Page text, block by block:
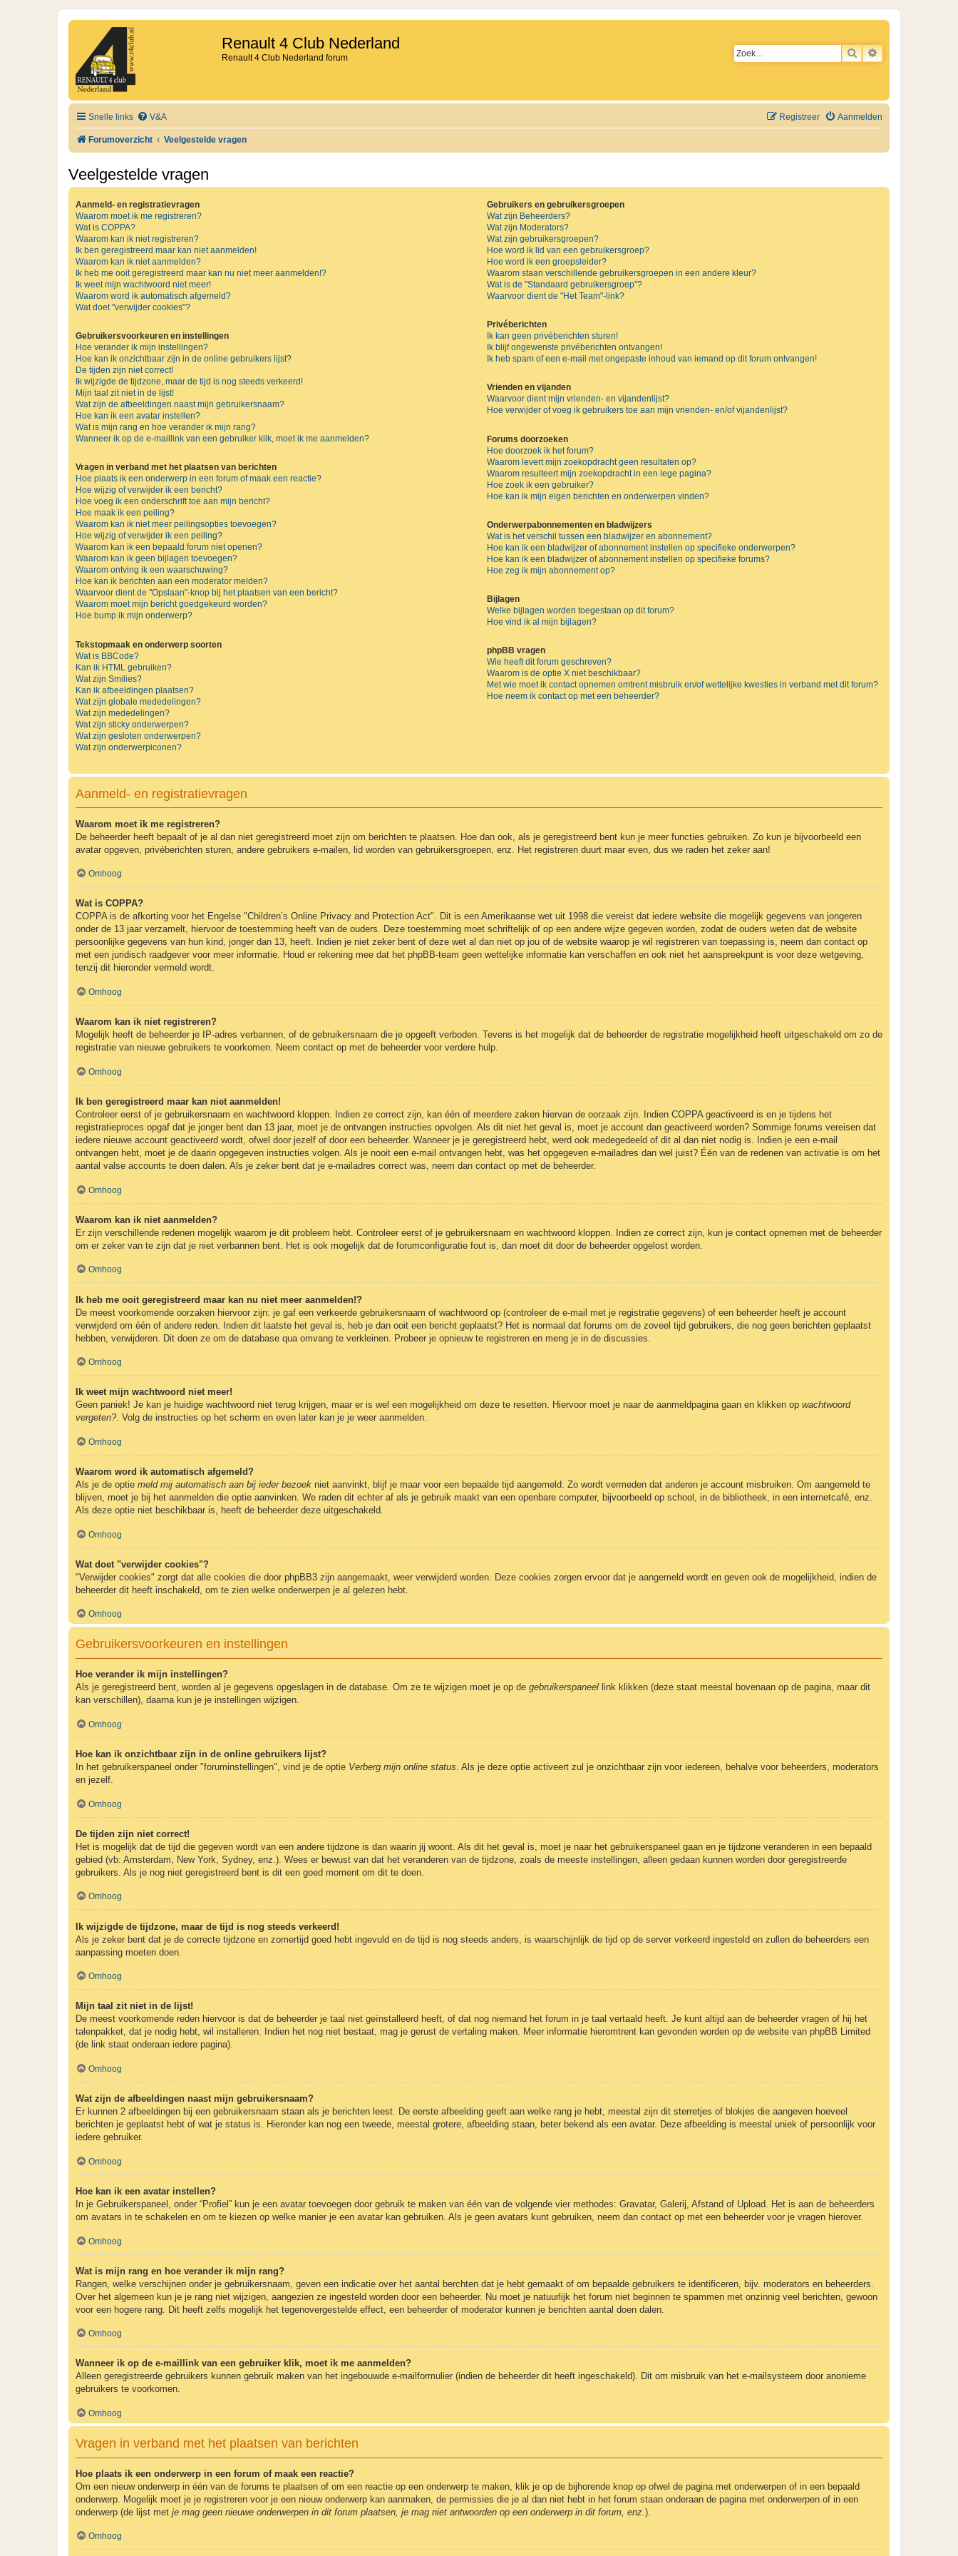
Renault 4 Club Nederland
Renault 4 Club Nederland forum ZOEKUITGEBREID
Snelle links V&A Aanmelden
Registreer
Forumoverzicht Veelgestelde vragen
Veelgestelde vragen
Aanmeld- en registratievragen
Waarom moet ik me registreren?
Wat is COPPA?
Waarom kan ik niet registreren?
Ik ben geregistreerd maar kan niet aanmelden!
Waarom kan ik niet aanmelden?
Ik heb me ooit geregistreerd maar kan nu niet meer aanmelden!?
Ik weet mijn wachtwoord niet meer!
Waarom word ik automatisch afgemeld?
Wat doet "verwijder cookies"?
Gebruikersvoorkeuren en instellingen
Hoe verander ik mijn instellingen?
Hoe kan ik onzichtbaar zijn in de online gebruikers lijst?
De tijden zijn niet correct!
Ik wijzigde de tijdzone, maar de tijd is nog steeds verkeerd!
Mijn taal zit niet in de lijst!
Wat zijn de afbeeldingen naast mijn gebruikersnaam?
Hoe kan ik een avatar instellen?
Wat is mijn rang en hoe verander ik mijn rang?
Wanneer ik op de e-maillink van een gebruiker klik, moet ik me aanmelden?
Vragen in verband met het plaatsen van berichten
Hoe plaats ik een onderwerp in een forum of maak een reactie?
Hoe wijzig of verwijder ik een bericht?
Hoe voeg ik een onderschrift toe aan mijn bericht?
Hoe maak ik een peiling?
Waarom kan ik niet meer peilingsopties toevoegen?
Hoe wijzig of verwijder ik een peiling?
Waarom kan ik een bepaald forum niet openen?
Waarom kan ik geen bijlagen toevoegen?
Waarom ontving ik een waarschuwing?
Hoe kan ik berichten aan een moderator melden?
Waarvoor dient de "Opslaan"-knop bij het plaatsen van een bericht?
Waarom moet mijn bericht goedgekeurd worden?
Hoe bump ik mijn onderwerp?
Tekstopmaak en onderwerp soorten
Wat is BBCode?
Kan ik HTML gebruiken?
Wat zijn Smilies?
Kan ik afbeeldingen plaatsen?
Wat zijn globale mededelingen?
Wat zijn mededelingen?
Wat zijn sticky onderwerpen?
Wat zijn gesloten onderwerpen?
Wat zijn onderwerpiconen?
Gebruikers en gebruikersgroepen
Wat zijn Beheerders?
Wat zijn Moderators?
Wat zijn gebruikersgroepen?
Hoe word ik lid van een gebruikersgroep?
Hoe word ik een groepsleider?
Waarom staan verschillende gebruikersgroepen in een andere kleur?
Wat is de "Standaard gebruikersgroep"?
Waarvoor dient de "Het Team"-link?
Privéberichten
Ik kan geen privéberichten sturen!
Ik blijf ongewenste privéberichten ontvangen!
Ik heb spam of een e-mail met ongepaste inhoud van iemand op dit forum ontvangen!
Vrienden en vijanden
Waarvoor dient mijn vrienden- en vijandenlijst?
Hoe verwijder of voeg ik gebruikers toe aan mijn vrienden- en/of vijandenlijst?
Forums doorzoeken
Hoe doorzoek ik het forum?
Waarom levert mijn zoekopdracht geen resultaten op?
Waarom resulteert mijn zoekopdracht in een lege pagina?
Hoe zoek ik een gebruiker?
Hoe kan ik mijn eigen berichten en onderwerpen vinden?
Onderwerpabonnementen en bladwijzers
Wat is het verschil tussen een bladwijzer en abonnement?
Hoe kan ik een bladwijzer of abonnement instellen op specifieke onderwerpen?
Hoe kan ik een bladwijzer of abonnement instellen op specifieke forums?
Hoe zeg ik mijn abonnement op?
Bijlagen
Welke bijlagen worden toegestaan op dit forum?
Hoe vind ik al mijn bijlagen?
phpBB vragen
Wie heeft dit forum geschreven?
Waarom is de optie X niet beschikbaar?
Met wie moet ik contact opnemen omtrent misbruik en/of wettelijke kwesties in verband met dit forum?
Hoe neem ik contact op met een beheerder?
Aanmeld- en registratievragen
Waarom moet ik me registreren?
De beheerder heeft bepaalt of je al dan niet geregistreerd moet zijn om berichten te plaatsen. Hoe dan ook, als je geregistreerd bent kun je meer functies gebruiken. Zo kun je bijvoorbeeld een
avatar opgeven, privéberichten sturen, andere gebruikers e-mailen, lid worden van gebruikersgroepen, enz. Het registreren duurt maar even, dus we raden het zeker aan!
Omhoog
Wat is COPPA?
COPPA is de afkorting voor het Engelse "Children’s Online Privacy and Protection Act". Dit is een Amerikaanse wet uit 1998 die vereist dat iedere website die mogelijk gegevens van jongeren
onder de 13 jaar verzamelt, hiervoor de toestemming heeft van de ouders. Deze toestemming moet schriftelijk of op een andere wijze gegeven worden, zodat de ouders weten dat de website
persoonlijke gegevens van hun kind, jonger dan 13, heeft. Indien je niet zeker bent of deze wet al dan niet op jou of de website waarop je wil registreren van toepassing is, neem dan contact op
met een juridisch raadgever voor meer informatie. Houd er rekening mee dat het phpBB-team geen wettelijke informatie kan verschaffen en ook niet het aanspreekpunt is voor deze wetgeving,
tenzij dit hieronder vermeld wordt.
Omhoog
Waarom kan ik niet registreren?
Mogelijk heeft de beheerder je IP-adres verbannen, of de gebruikersnaam die je opgeeft verboden. Tevens is het mogelijk dat de beheerder de registratie mogelijkheid heeft uitgeschakeld om zo de
registratie van nieuwe gebruikers te voorkomen. Neem contact op met de beheerder voor verdere hulp.
Omhoog
Ik ben geregistreerd maar kan niet aanmelden!
Controleer eerst of je gebruikersnaam en wachtwoord kloppen. Indien ze correct zijn, kan één of meerdere zaken hiervan de oorzaak zijn. Indien COPPA geactiveerd is en je tijdens het
registratieproces opgaf dat je jonger bent dan 13 jaar, moet je de ontvangen instructies opvolgen. Als dit niet het geval is, moet je account dan geactiveerd worden? Sommige forums vereisen dat
iedere nieuwe account geactiveerd wordt, ofwel door jezelf of door een beheerder. Wanneer je je geregistreerd hebt, werd ook medegedeeld of dit al dan niet nodig is. Indien je een e-mail
ontvangen hebt, moet je de daarin opgegeven instructies volgen. Als je nooit een e-mail ontvangen hebt, was het opgegeven e-mailadres dan wel juist? Één van de redenen van activatie is om het
aantal valse accounts te doen dalen. Als je zeker bent dat je e-mailadres correct was, neem dan contact op met de beheerder.
Omhoog
Waarom kan ik niet aanmelden?
Er zijn verschillende redenen mogelijk waarom je dit probleem hebt. Controleer eerst of je gebruikersnaam en wachtwoord kloppen. Indien ze correct zijn, kun je contact opnemen met de beheerder
om er zeker van te zijn dat je niet verbannen bent. Het is ook mogelijk dat de forumconfiguratie fout is, dan moet dit door de beheerder opgelost worden.
Omhoog
Ik heb me ooit geregistreerd maar kan nu niet meer aanmelden!?
De meest voorkomende oorzaken hiervoor zijn: je gaf een verkeerde gebruikersnaam of wachtwoord op (controleer de e-mail met je registratie gegevens) of een beheerder heeft je account
verwijderd om één of andere reden. Indien dit laatste het geval is, heb je dan ooit een bericht geplaatst? Het is normaal dat forums om de zoveel tijd gebruikers, die nog geen berichten geplaatst
hebben, verwijderen. Dit doen ze om de database qua omvang te verkleinen. Probeer je opnieuw te registreren en meng je in de discussies.
Omhoog
Ik weet mijn wachtwoord niet meer!
Geen paniek! Je kan je huidige wachtwoord niet terug krijgen, maar er is wel een mogelijkheid om deze te resetten. Hiervoor moet je naar de aanmeldpagina gaan en klikken op wachtwoord
vergeten?. Volg de instructies op het scherm en even later kan je je weer aanmelden.
Omhoog
Waarom word ik automatisch afgemeld?
Als je de optie meld mij automatisch aan bij ieder bezoek niet aanvinkt, blijf je maar voor een bepaalde tijd aangemeld. Zo wordt vermeden dat anderen je account misbruiken. Om aangemeld te
blijven, moet je bij het aanmelden die optie aanvinken. We raden dit echter af als je gebruik maakt van een openbare computer, bijvoorbeeld op school, in de bibliotheek, in een internetcafé, enz.
Als deze optie niet beschikbaar is, heeft de beheerder deze uitgeschakeld.
Omhoog
Wat doet "verwijder cookies"?
"Verwijder cookies" zorgt dat alle cookies die door phpBB3 zijn aangemaakt, weer verwijderd worden. Deze cookies zorgen ervoor dat je aangemeld wordt en geven ook de mogelijkheid, indien de
beheerder dit heeft inschakeld, om te zien welke onderwerpen je al gelezen hebt.
Omhoog
Gebruikersvoorkeuren en instellingen
Hoe verander ik mijn instellingen?
Als je geregistreerd bent, worden al je gegevens opgeslagen in de database. Om ze te wijzigen moet je op de gebruikerspaneel link klikken (deze staat meestal bovenaan op de pagina, maar dit
kan verschillen), daarna kun je je instellingen wijzigen.
Omhoog
Hoe kan ik onzichtbaar zijn in de online gebruikers lijst?
In het gebruikerspaneel onder "foruminstellingen", vind je de optie Verberg mijn online status. Als je deze optie activeert zul je onzichtbaar zijn voor iedereen, behalve voor beheerders, moderators
en jezelf.
Omhoog
De tijden zijn niet correct!
Het is mogelijk dat de tijd die gegeven wordt van een andere tijdzone is dan waarin jij woont. Als dit het geval is, moet je naar het gebruikerspaneel gaan en je tijdzone veranderen in een bepaald
gebied (vb: Amsterdam, New York, Sydney, enz.). Wees er bewust van dat het veranderen van de tijdzone, zoals de meeste instellingen, alleen gedaan kunnen worden door geregistreerde
gebruikers. Als je nog niet geregistreerd bent is dit een goed moment om dit te doen.
Omhoog
Ik wijzigde de tijdzone, maar de tijd is nog steeds verkeerd!
Als je zeker bent dat je de correcte tijdzone en zomertijd goed hebt ingevuld en de tijd is nog steeds anders, is waarschijnlijk de tijd op de server verkeerd ingesteld en zullen de beheerders een
aanpassing moeten doen.
Omhoog
Mijn taal zit niet in de lijst!
De meest voorkomende reden hiervoor is dat de beheerder je taal niet geïnstalleerd heeft, of dat nog niemand het forum in je taal vertaald heeft. Je kunt altijd aan de beheerder vragen of hij het
talenpakket, dat je nodig hebt, wil installeren. Indien het nog niet bestaat, mag je gerust de vertaling maken. Meer informatie hieromtrent kan gevonden worden op de website van phpBB Limited
(de link staat onderaan iedere pagina).
Omhoog
Wat zijn de afbeeldingen naast mijn gebruikersnaam?
Er kunnen 2 afbeeldingen bij een gebruikersnaam staan als je berichten leest. De eerste afbeelding geeft aan welke rang je hebt, meestal zijn dit sterretjes of blokjes die aangeven hoeveel
berichten je geplaatst hebt of wat je status is. Hieronder kan nog een tweede, meestal grotere, afbeelding staan, beter bekend als een avatar. Deze afbeelding is meestal uniek of persoonlijk voor
iedere gebruiker.
Omhoog
Hoe kan ik een avatar instellen?
In je Gebruikerspaneel, onder “Profiel” kun je een avatar toevoegen door gebruik te maken van één van de volgende vier methodes: Gravatar, Galerij, Afstand of Upload. Het is aan de beheerders
om avatars in te schakelen en om te kiezen op welke manier je een avatar kan gebruiken. Als je geen avatars kunt gebruiken, neem dan contact op met een beheerder voor je vragen hierover.
Omhoog
Wat is mijn rang en hoe verander ik mijn rang?
Rangen, welke verschijnen onder je gebruikersnaam, geven een indicatie over het aantal berchten dat je hebt gemaakt of om bepaalde gebruikers te identificeren, bijv. moderators en beheerders.
Over het algemeen kun je je rang niet wijzigen, aangezien ze ingesteld worden door een beheerder. Nu moet je natuurlijk het forum niet beginnen te spammen met onzinnig veel berichten, gewoon
voor een hogere rang. Dit heeft zelfs mogelijk het tegenovergestelde effect, een beheerder of moderator kunnen je berichten aantal doen dalen.
Omhoog
Wanneer ik op de e-maillink van een gebruiker klik, moet ik me aanmelden?
Alleen geregistreerde gebruikers kunnen gebruik maken van het ingebouwde e-mailformulier (indien de beheerder dit heeft ingeschakeld). Dit om misbruik van het e-mailsysteem door anonieme
gebruikers te voorkomen.
Omhoog
Vragen in verband met het plaatsen van berichten
Hoe plaats ik een onderwerp in een forum of maak een reactie?
Om een nieuw onderwerp in één van de forums te plaatsen of om een reactie op een onderwerp te maken, klik je op de bijhorende knop op ofwel de pagina met onderwerpen of in een bepaald
onderwerp. Mogelijk moet je je registreren voor je een nieuw onderwerp kan aanmaken, de permissies die je al dan niet hebt in het forum staan onderaan de pagina met onderwerpen of in een
onderwerp (de lijst met je mag geen nieuwe onderwerpen in dit forum plaatsen, je mag niet antwoorden op een onderwerp in dit forum, enz. ).
Omhoog